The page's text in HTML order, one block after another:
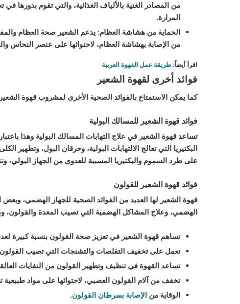
من المصادر الغنية بالألياف الغذائية، والتي تقوم
المرارة.
الحماية من هشاشة العظام: يدعم الشعير صحة العظام
من الإصابة بهشاشة العظام، لاحتوائها على عنصر النحاس
اقرأ أيضاً: طريقة عمل القهوة العربية
فوائد أخرى لقهوة الشعير
كما يمكن الاستمتاع بالفوائد الصحية الأخرى لمشروب قهوة
فوائد قهوة الشعير للمسالك البولية
تساعد قهوة الشعير في علاج التهابات المسالك البولية وهذا
البكتيريا التي تعالج الالتهابات البولية، وحرقان البول، وتطهير
على طرد السموم والبكتيريا المسببة للعدوى من الجهاز البولي،
فوائد قهوة الشعير للقولون
قهوة الشعير لها العديد من الفوائد الصحية للجهاز الهضمي،
الهضمي، وعلاج المشاكل الهضمية التي تصيب المعدة والقولون،
تساهم قهوة الشعير في تعزيز صحة القولون بنسبة كبيرة
تعمل على تخفيف التقلصات والتشنجات التي تصيب
تساعد القهوة في تنظيف وتطهير القولون من النفايات
تخفف من آلام القولون العصبي، لاحتوائها على مواد
الوقاية من الإصابة بسرطان القولون.